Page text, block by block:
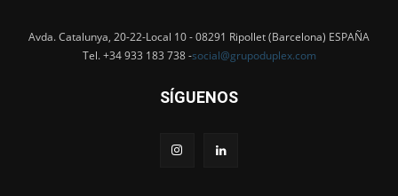
Avda. Catalunya, 20-22-Local 10 - 08291 Ripollet (Barcelona) ESPAÑA
Tel. +34 933 183 738 -social@grupoduplex.com
SÍGUENOS